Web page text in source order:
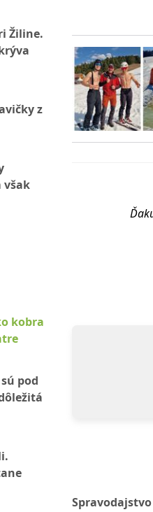
Žiline.
z
však
kobra
pod
Spravodajstvo